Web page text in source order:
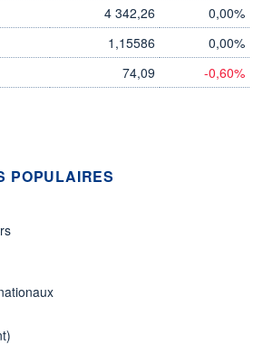
PER ESTIMÉ
2026
DERNIER
4 342,26 0,00%
1,15586 0,00%
74,09 -0,60%
POPULAIRES